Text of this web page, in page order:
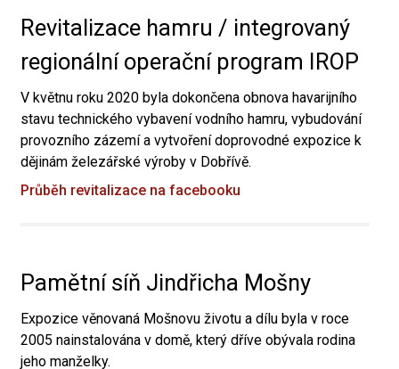
Revitalizace hamru / integrovaný
regionální operační program IROP
V květnu roku 2020 byla dokončena obnova havarijního
stavu technického vybavení vodního hamru, vybudování
provozního zázemí a vytvoření doprovodné expozice k
dějinám železářské výroby v Dobřívě.
Průběh revitalizace na facebooku
Pamětní síň Jindřicha Mošny
Expozice věnovaná Mošnovu životu a dílu byla v roce
2005 nainstalována v domě, který dříve obývala rodina
jeho manželky.